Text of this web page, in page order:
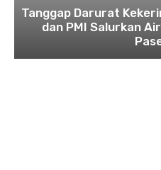
​Tanggap Darurat
dan PMI Salurkan